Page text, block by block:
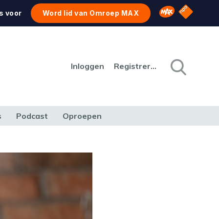
voor Word lid van Omroep MAX Omroep MAX
NPO
Inloggen Registreren
Podcast Oproepen